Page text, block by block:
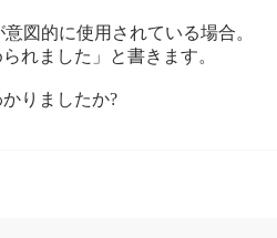
図的に使用されている場合。
れました」と書きます。
りましたか?